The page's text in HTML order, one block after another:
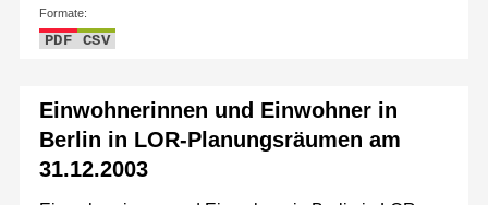
Formate:
PDF CSV
Einwohnerinnen und Einwohner in
Berlin in LOR-Planungsräumen am
31.12.2003